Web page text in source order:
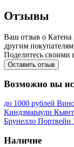
Отзывы
Ваш отзыв о Катена
другим
Поделитесь своими
Оставить отзыв
Возможно вы
до 1000 рублей
Киндзмараули
Брунелло Портвейн
Наличие